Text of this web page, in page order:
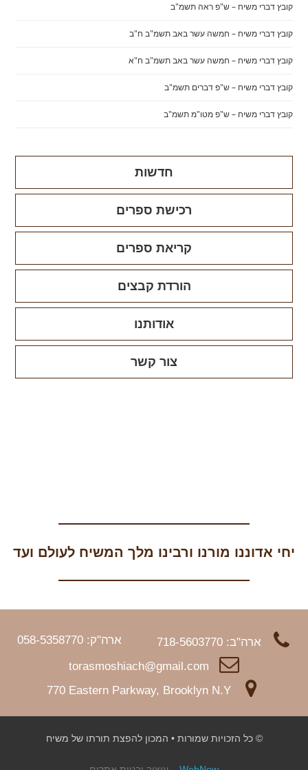
קובץ דברי משיח – ש"פ ראה תשמ"ב
קובץ דברי משיח – חמשה עשר באב תשמ"ב ח"ב
קובץ דברי משיח – חמשה עשר באב תשמ"ב ח"א
קובץ דברי משיח – ש"פ דברים תשמ"ב
קובץ דברי משיח – ש"פ מטו"מ תשמ"ב
חדשות
רכישת ספרים
קריאת ספרים
הורדת קבצים
אודותנו
צור קשר
יחי אדוננו מורנו ורבינו מלך המשיח לעולם ועד
ארה"ב: 718-5603770
ארה"ק: 058-5358770
torasmoshiach@gmail.com
770 Eastern Parkway, Brooklyn N.Y
© כל הזכויות שמורות • המכון להפצת תורתו של משיח